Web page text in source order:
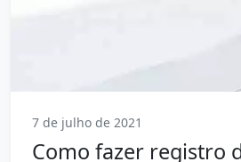
7 de julho de 2021
Como fazer registro